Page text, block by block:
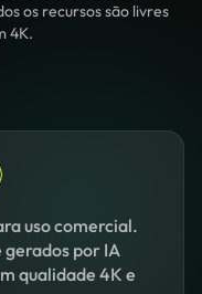
os recursos são livres
4K.
uso comercial.
por IA
qualidade 4K e